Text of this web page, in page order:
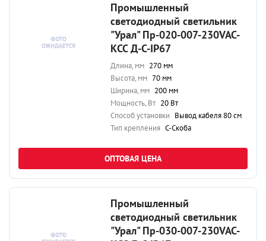
Промышленный
светодиодный светильник
"Урал" Пр-020-007-230VAC-
КСС Д-С-IP67
Длина, мм 270 мм
Высота, мм 70 мм
Ширина, мм 200 мм
Мощность, Вт 20 Вт
Способ установки Вывод кабеля 80 см
Тип крепления С-Скоба
ОПТОВАЯ ЦЕНА
Промышленный
светодиодный светильник
"Урал" Пр-030-007-230VAC-